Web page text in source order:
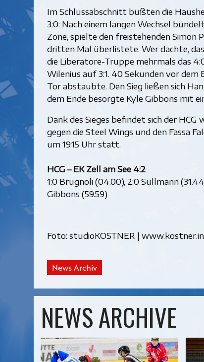
Im Schlussabschnitt büßten die
3:0: Nach einem langen Wechsel
Zone, spielte den freistehenden Simon
dritten Mal überlistete. Wer dachte,
die Liberatore-Truppe mehrmals das
Wilenius auf 3:1. 40 Sekunden vor
Tor abstaubte. Den Sieg ließen sich
dem Ende besorgte Kyle Gibbons mit
Dank des Sieges befindet sich der
gegen die Steel Wings und den Fassa
um 19.15 Uhr statt.
HCG – EK Zell am See 4:2
1:0 Brugnoli (04.00), 2:0 Sullmann
Gibbons (59.59)
Foto: studioKOSTNER |
News Archiv
NEWS ARCHIVE